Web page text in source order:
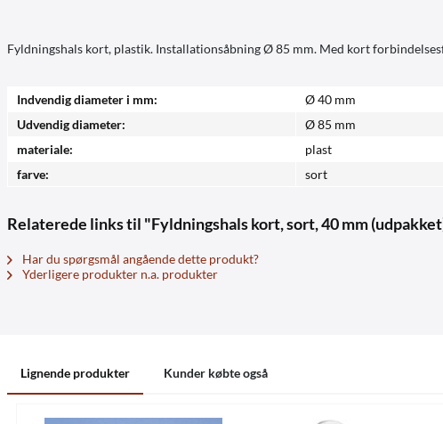
Fyldningshals kort, plastik. Installationsåbning Ø 85 mm. Med kort
Indvendig diameter i mm:
Ø 40 mm
Udvendig diameter:
Ø 85 mm
materiale:
plast
farve:
sort
Relaterede links til "Fyldningshals kort, sort, 40 mm
Har du spørgsmål angående dette produkt?
Yderligere produkter n.a. produkter
Lignende produkter Kunder købte også